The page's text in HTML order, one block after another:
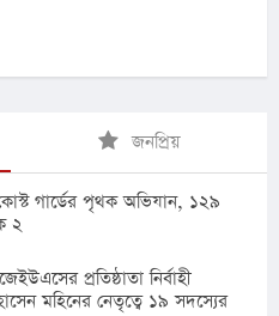
জনপ্রিয়
গার্ডের পৃথক অভিযান, ১২৯
২
প্রতিষ্ঠাতা নির্বাহী
মহিনের নেতৃত্বে ১৯ সদস্যের